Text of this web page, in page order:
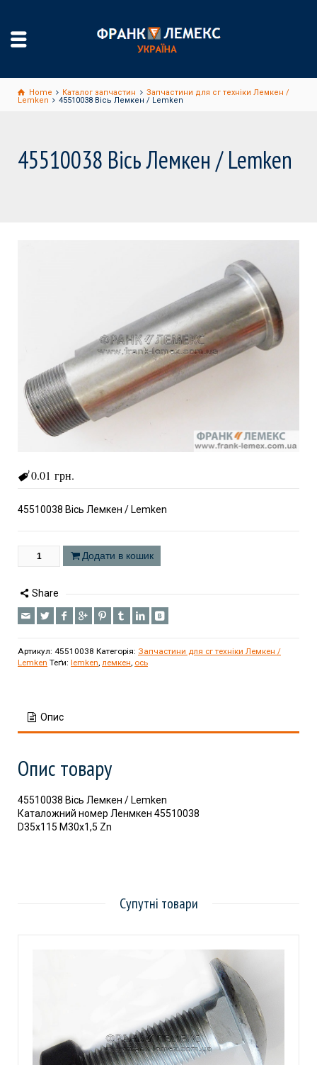
Home Каталог запчастин
Запчастини для сг техніки Лемкен /
Lemken
45510038 Вісь Лемкен / Lemken
45510038 Вісь Лемкен / Lemken
0.01 грн.
45510038 Вісь Лемкен / Lemken
Додати в кошик
Share
Артикул: 45510038 Категорія: Запчастини для сг техніки Лемкен /
Lemken Теґи: lemken, лемкен, ось
Опис
Опис товару
45510038 Вісь Лемкен / Lemken
Каталожний номер Ленмкен 45510038
D35x115 M30x1,5 Zn
Супутні товари